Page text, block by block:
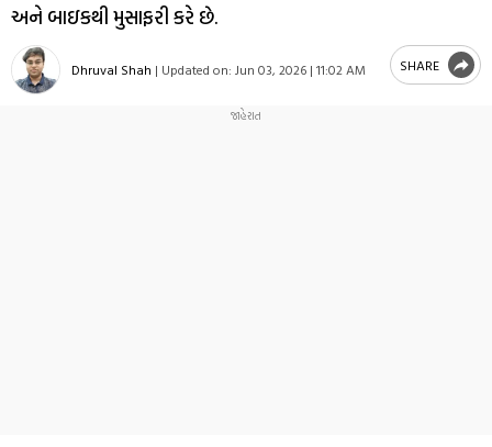
અને બાઇકથી મુસાફરી કરે છે.
Dhruval Shah | Updated on: Jun 03, 2026 | 11:02 AM SHARE